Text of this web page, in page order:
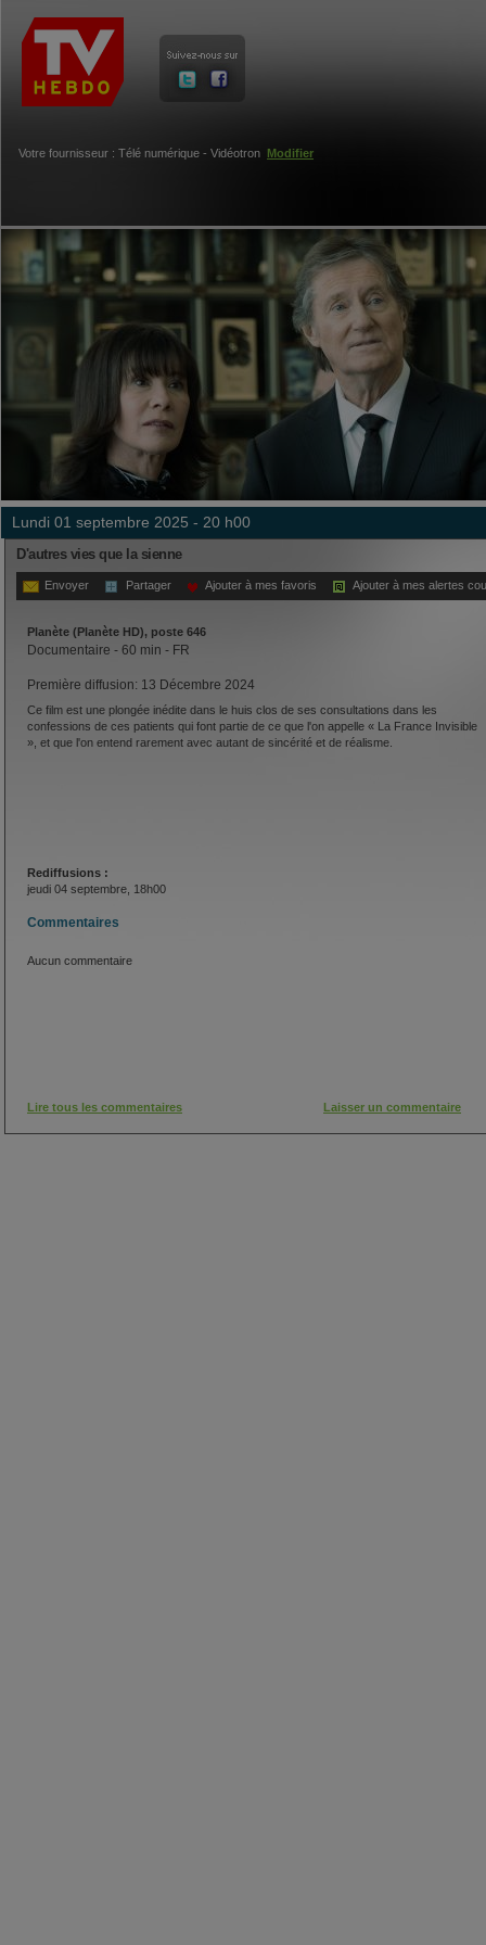
Votre fournisseur : Télé numérique - Vidéotron Modifier
lundi 01 septembre 2025 - 20 h00
D'autres vies que la sienne
Envoyer Partager Ajouter à mes favoris Ajouter à mes alertes
Planète (Planète HD), poste 646
Documentaire - 60 min - FR
Première diffusion: 13 Décembre 2024
Ce film est une plongée inédite dans le huis clos de ses consultations dans les
confessions de ces patients qui font partie de ce que l'on appelle « La France Invisible
», et que l'on entend rarement avec autant de sincérité et de réalisme.
Rediffusions :
jeudi 04 septembre, 18h00
Commentaires
Aucun commentaire
Lire tous les commentaires Laisser un commentaire